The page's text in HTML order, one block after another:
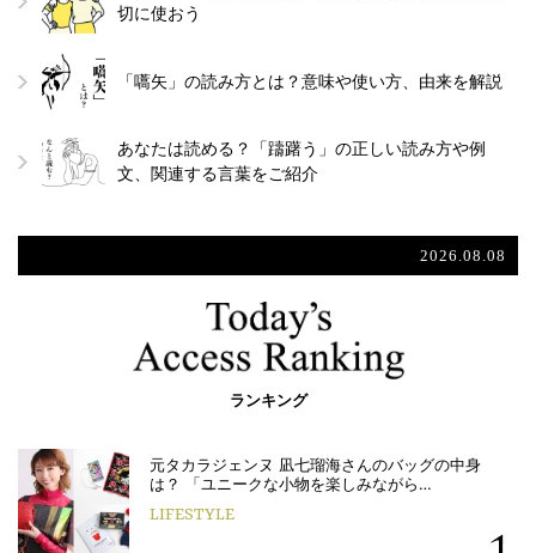
切に使おう
「嚆矢」の読み方とは？意味や使い方、由来を解説
あなたは読める？「躊躇う」の正しい読み方や例
文、関連する言葉をご紹介
2026.08.08
ランキング
元タカラジェンヌ 凪七瑠海さんのバッグの中身
は？ 「ユニークな小物を楽しみながら…
LIFESTYLE